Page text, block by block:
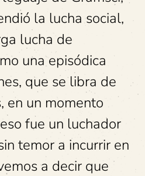
la lucha social,
lucha de
una episódica
que se libra de
en un momento
fue un luchador
temor a incurrir en
a decir que